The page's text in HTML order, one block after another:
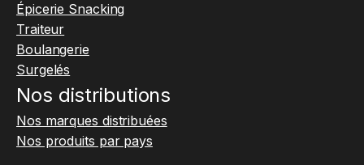
Épicerie Snacking
Traiteur
Boulangerie
Surgelés
Nos distributions
Nos marques distribuées
Nos produits par pays